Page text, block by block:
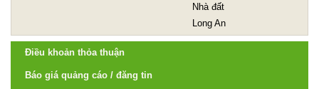
Nhà đất
Long An
Điều khoản thỏa thuận
Báo giá quảng cáo / đăng tin